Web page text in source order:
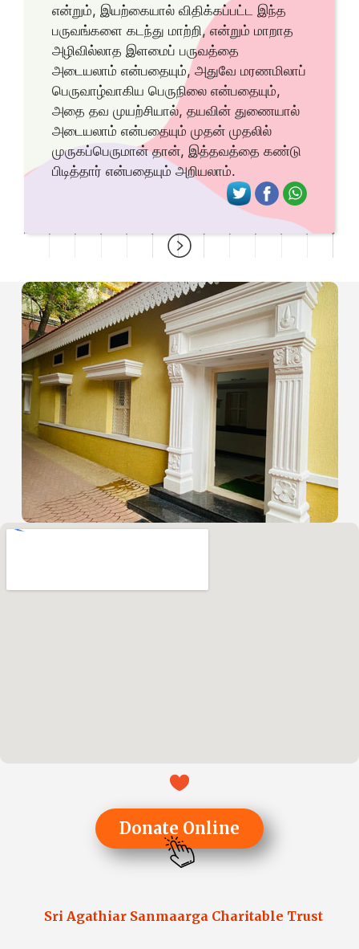
என்றும், இயற்கையால் விதிக்கப்பட்ட இந்த
பருவங்களை கடந்து மாற்றி, என்றும் மாறாத
அழிவில்லாத இளமைப் பருவத்தை
அடையலாம் என்பதையும், அதுவே மரணமிலாப்
பெருவாழ்வாகிய பெருநிலை என்பதையும்,
அதை தவ முயற்சியால், தயவின் துணையால்
அடையலாம் என்பதையும் முதன் முதலில்
முருகப்பெருமான் தான், இத்தவத்தை கண்டு
பிடித்தார் என்பதையும் அறியலாம்.
Donate Online
Sri Agathiar Sanmaarga Charitable Trust